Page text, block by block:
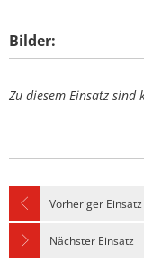
Bilder:
Zu diesem Einsatz sind
Vorheriger Einsatz
Nächster Einsatz